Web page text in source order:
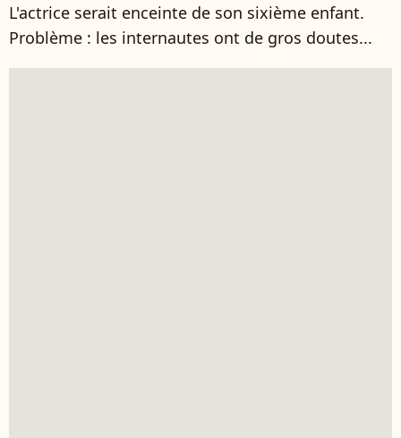
L'actrice serait enceinte de son sixième enfant.
Problème : les internautes ont de gros doutes...